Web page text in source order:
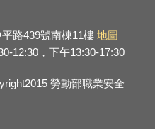
路439號南棟11樓 地圖
12:30，下午13:30-17:30
勞動部職業安全